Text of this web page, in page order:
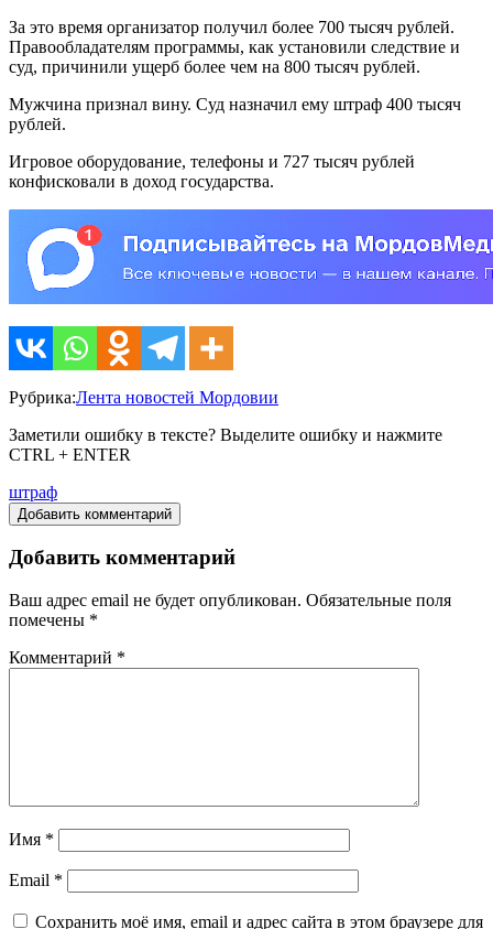
За это время организатор получил более 700 тысяч рублей.
Правообладателям программы, как установили следствие и
суд, причинили ущерб более чем на 800 тысяч рублей.
Мужчина признал вину. Суд назначил ему штраф 400 тысяч
рублей.
Игровое оборудование, телефоны и 727 тысяч рублей
конфисковали в доход государства.
Рубрика:Лента новостей Мордовии
Заметили ошибку в тексте? Выделите ошибку и нажмите
CTRL + ENTER
штраф
Добавить комментарий
Добавить комментарий
Ваш адрес email не будет опубликован. Обязательные поля
помечены *
Комментарий *
Имя *
Email *
Сохранить моё имя, email и адрес сайта в этом браузере для